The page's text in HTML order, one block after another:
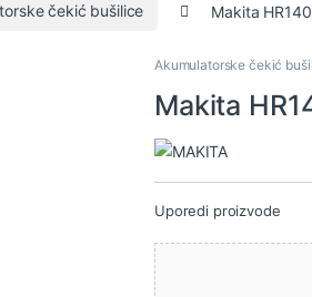
čekić bušilice Makita
Akumulatorske čekić
Makita
Uporedi proizvode